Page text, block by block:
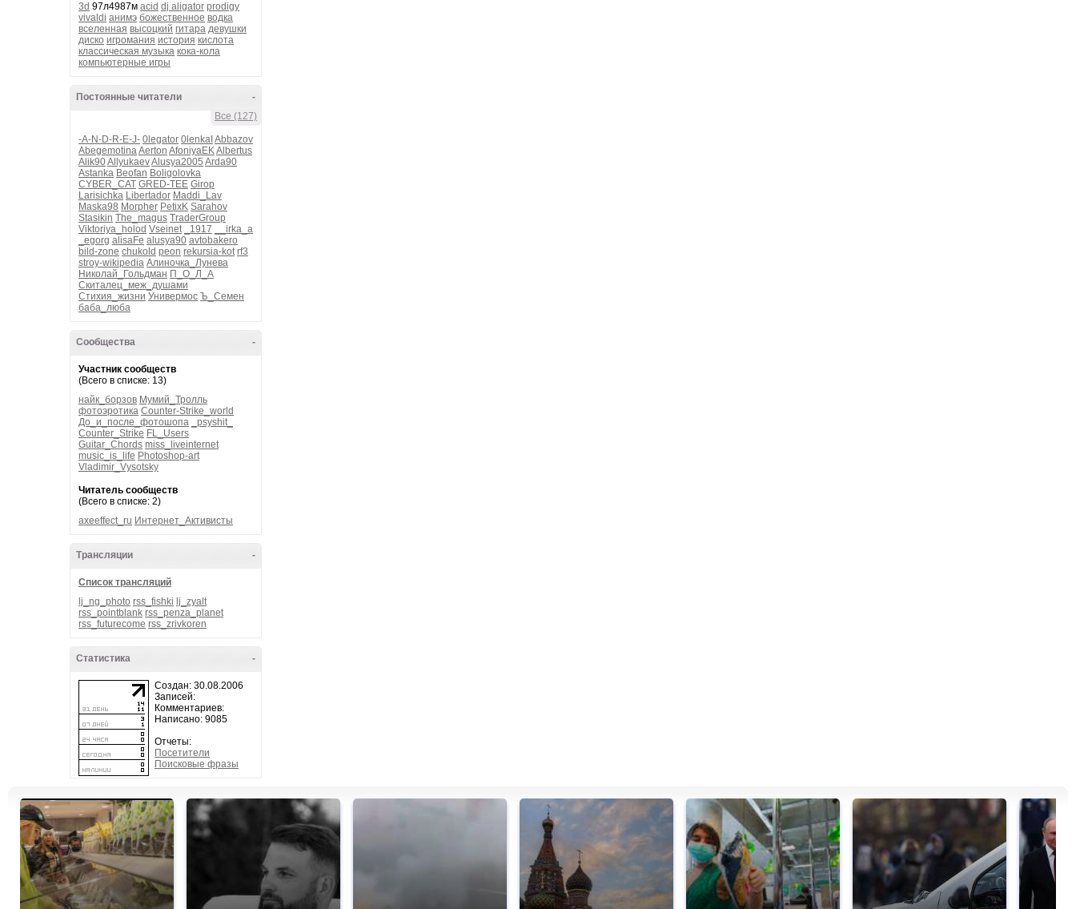
3d 97л4987м acid dj aligator prodigy
vivaldi анимэ божественное водка
вселенная высоцкий гитара девушки
диско игромания история кислота
классическая музыка кока-кола
компьютерные игры
-
Постоянные читатели
Все (127)
-A-N-D-R-E-J- 0legator 0lenkaI Abbazov
AbegemotinaAerton AfoniyaEKAlbertus
Alik90AllyukaevAlusya2005 Arda90
Astanka Beofan Boligolovka
CYBER_CAT GRED-TEE Girop
Larisichka Libertador Maddi_Lav
Maska98 Morpher PetixK Sarahov
Stasikin The_magus TraderGroup
Viktoriya_holod Vseinet _1917
__irka_a
_egorg alisaFe alusya90 avtobakero
bild-zone chukold peon rekursia-kot rf3
stroy-wikipedia Алиночка_Лунева
Николай_Гольдман П_О_Л_А
Скиталец_меж_душами
Стихия_жизни Универмос Ъ_Семен
баба_люба
-
Сообщества
Участник сообществ
(Всего в списке: 13)
найк_борзов Мумий_Тролль
фотоэротика Counter-Strike_world
До_и_после_фотошопа
_psyshit_
Counter_Strike FL_Users
Guitar_Chords miss_liveinternet
music_is_life Photoshop-art
Vladimir_Vysotsky
Читатель сообществ
(Всего в списке: 2)
axeeffect_ru Интернет_Активисты
-
Трансляции
Список трансляций
lj_ng_photo rss_fishki lj_zyalt
rss_pointblank rss_penza_planet
rss_futurecome rss_zrivkoren
-
Статистика
Создан: 30.08.2006
Записей:
Комментариев:
Написано: 9085
Отчеты:
Посетители
Поисковые фразы